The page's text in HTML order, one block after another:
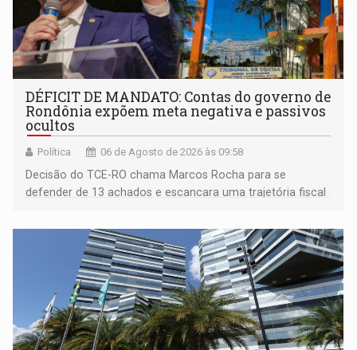
DÉFICIT DE MANDATO: Contas do governo de
Rondônia expõem meta negativa e passivos
ocultos
Política 06 de Agosto de 2026 às 09:58
Decisão do TCE-RO chama Marcos Rocha para se
defender de 13 achados e escancara uma trajetória fiscal
mandato